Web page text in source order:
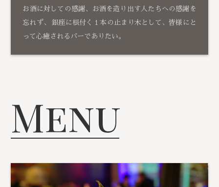
お酒に対しての感謝、お酒を造り出す人たちへの感謝を
忘れず、 銀座に根付く１本の止まり木として、皆様にと
って心癒されるバーでありたい。
Menu